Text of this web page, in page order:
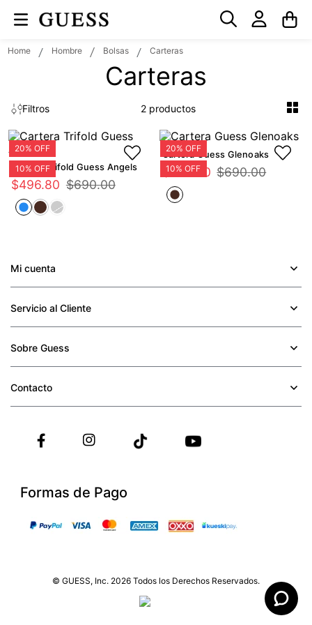
Hombre Bolsas Carteras
Carteras
Filtros 2
Cartera Trifold Guess Angels
$496.80 $690.00
Cartera Guess Glenoaks
$496.80 $690.00
Mi cuenta +
Servicio al Cliente +
Sobre Guess +
Contacto +
Formas de Pago
© GUESS, Inc. 2026 Todos los Derechos Reservados.